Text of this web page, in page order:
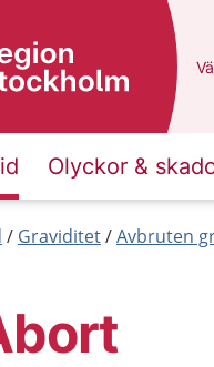
Olyckor &
Graviditet Avbruten